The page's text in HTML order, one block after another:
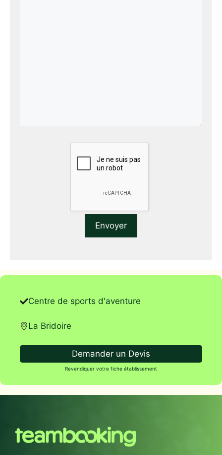
Centre de sports d'aventure
La Bridoire
Demander un Devis
Revendiquer votre fiche établissement